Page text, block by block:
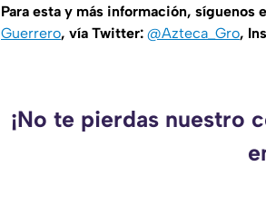
Para esta y más información, síguenos
Guerrero, vía Twitter: @Azteca_Gro,
¡No te pierdas nuestro